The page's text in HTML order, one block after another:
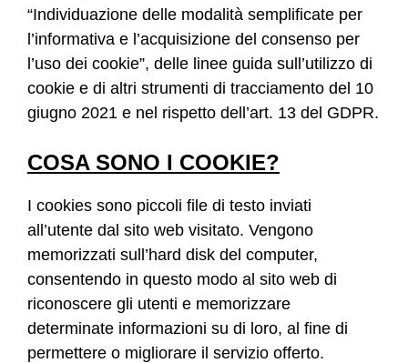
“Individuazione delle modalità semplificate per
l’informativa e l’acquisizione del consenso per
l’uso dei cookie”, delle linee guida sull’utilizzo di
cookie e di altri strumenti di tracciamento del 10
giugno 2021 e nel rispetto dell’art. 13 del GDPR.
COSA SONO I COOKIE?
I cookies sono piccoli file di testo inviati
all’utente dal sito web visitato. Vengono
memorizzati sull’hard disk del computer,
consentendo in questo modo al sito web di
riconoscere gli utenti e memorizzare
determinate informazioni su di loro, al fine di
permettere o migliorare il servizio offerto.